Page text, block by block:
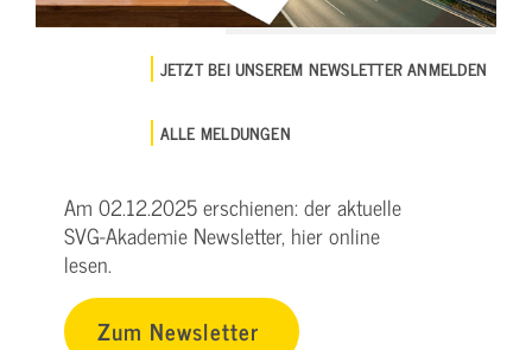
JETZT BEI UNSEREM NEWSLETTER ANMELDEN
ALLE MELDUNGEN
Am 02.12.2025 erschienen: der aktuelle
SVG-Akademie Newsletter, hier online
lesen.
Zum Newsletter